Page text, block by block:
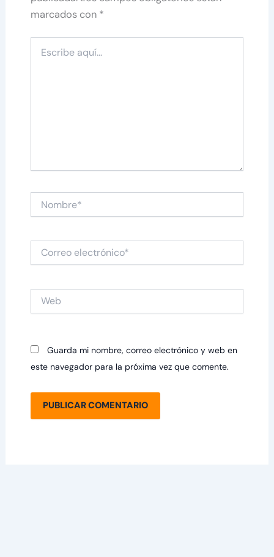
marcados con *
aquí...
Correo
electrónico*
Guarda mi nombre, correo electrónico y web en
este navegador para la próxima vez que comente.